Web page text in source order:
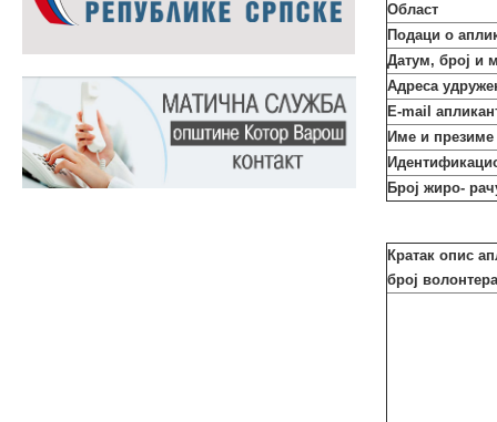
Област
Подаци о
Датум, број и
Адреса
Е-mail
Име и
Број жиро-
Кратак опис
број